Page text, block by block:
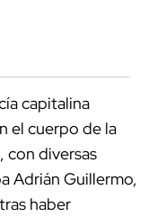
capitalina
el cuerpo de la
con diversas
Adrián Guillermo,
haber